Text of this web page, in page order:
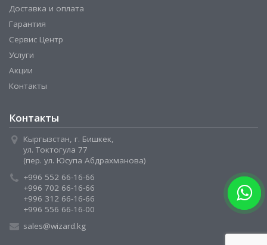
Доставка и оплата
Гарантия
Сервис Центр
Услуги
Акции
Контакты
Контакты
Кыргызстан, г. Бишкек,
ул. Токтогула 77
(пер. ул. Юсупа Абдрахманова)
+996 552 66-16-66
+996 702 66-16-66
+996 312 66-16-66
+996 556 66-16-00
sales@wizard.kg